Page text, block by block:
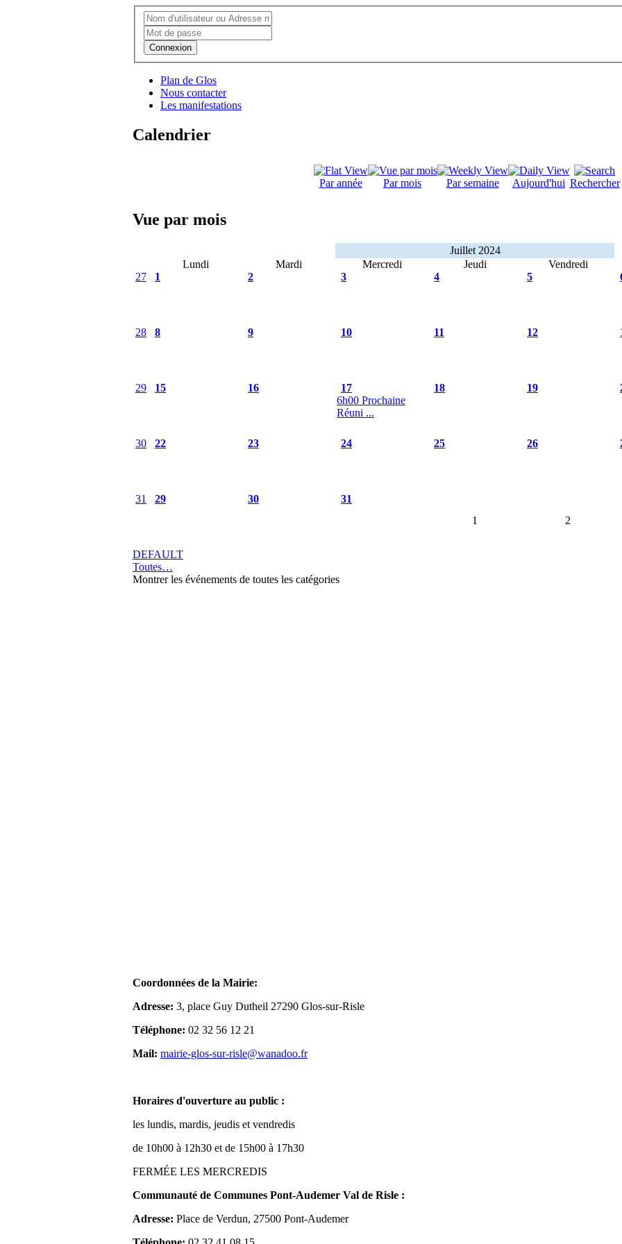
Connexion
Plan de Glos
Nous contacter
Les manifestations
Calendrier
Par année Par mois Par semaine Aujourd'hui Rechercher
Vue par mois
Juillet 2024
Lundi
Mardi Mercredi Jeudi Vendredi
27
1 2 3 4 5
28 8 9 10 11 12
29 15 16
17
6h00 Prochaine
Réuni ...
18 19
30 22 23 24 25 26
31 29 30
31
1
2
DEFAULT
Toutes…
Montrer les événements de toutes les catégories
Coordonnées de la Mairie:
Adresse: 3, place Guy Dutheil 27290 Glos-sur-Risle
Téléphone: 02 32 56 12 21
Mail: mairie-glos-sur-risle@wanadoo.fr
Horaires d'ouverture au public :
les lundis, mardis, jeudis et vendredis
de 10h00 à 12h30 et de 15h00 à 17h30
FERMÉE LES MERCREDIS
Communauté de Communes Pont-Audemer Val de Risle :
Adresse: Place de Verdun, 27500 Pont-Audemer